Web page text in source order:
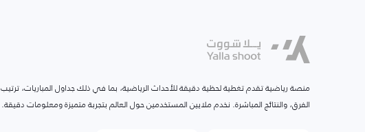
منصة رياضية تقدم تغطية لحظية دقيقة للأحداث الرياضية، بما في ذلك جداول المباريات، ترتيب
الفرق، والنتائج المباشرة. نخدم ملايين المستخدمين حول العالم بتجربة متميزة ومعلومات دقيقة.